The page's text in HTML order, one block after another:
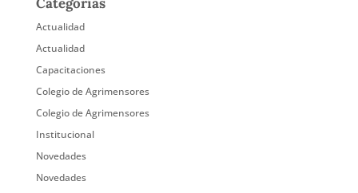
Actualidad
Actualidad
Capacitaciones
Colegio de Agrimensores
Colegio de Agrimensores
Institucional
Novedades
Novedades